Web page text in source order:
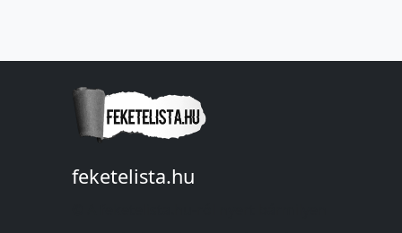
feketelista.hu